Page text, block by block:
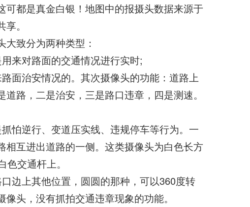
可都是真金白银！地图中的报摄头数据来源于
。
致分为两种类型：
来对路面的交通情况进行实时;
面治安情况的。其次摄像头的功能：道路上
路，二是治安，三是路口违章，四是测速。
怕逆行、变道压实线、违规停车等行为。一
相互进出道路的一侧。这类摄像头为白色长方
色交通杆上。
边上其他位置，圆圆的那种，可以360度转
头，没有抓拍交通违章现象的功能。